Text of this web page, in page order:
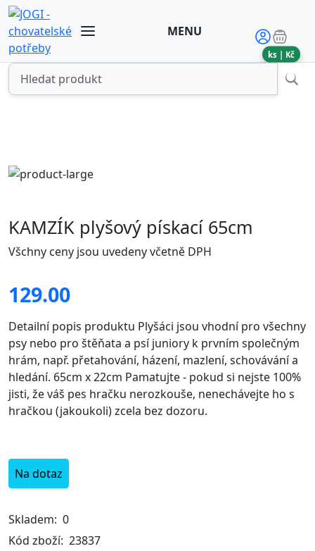
MENU
ks | Kč
KAMZÍK plyšový pískací 65cm
Všchny ceny jsou uvedeny včetně DPH
129.00
Detailní popis produktu Plyšáci jsou vhodní pro všechny
psy nebo pro štěňata a psí juniory k prvním společným
hrám, např. přetahování, házení, mazlení, schovávání a
hledání. 65cm x 22cm Pamatujte - pokud si nejste 100%
jisti, že váš pes hračku nerozkouše, nenechávejte ho s
hračkou (jakoukoli) zcela bez dozoru.
Na dotaz
Skladem: 0
Kód zboží: 23837